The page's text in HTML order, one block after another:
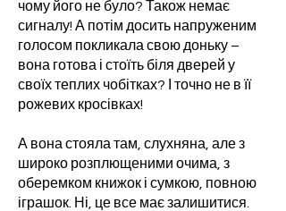
чому його не було? Також немає
сигналу! А потім досить напруженим
голосом покликала свою доньку –
вона готова і стоїть біля дверей у
своїх теплих чобітках? І точно не в її
рожевих кросівках!
А вона стояла там, слухняна, але з
широко розплющеними очима, з
оберемком книжок і сумкою, повною
іграшок. Ні, це все має залишитися.